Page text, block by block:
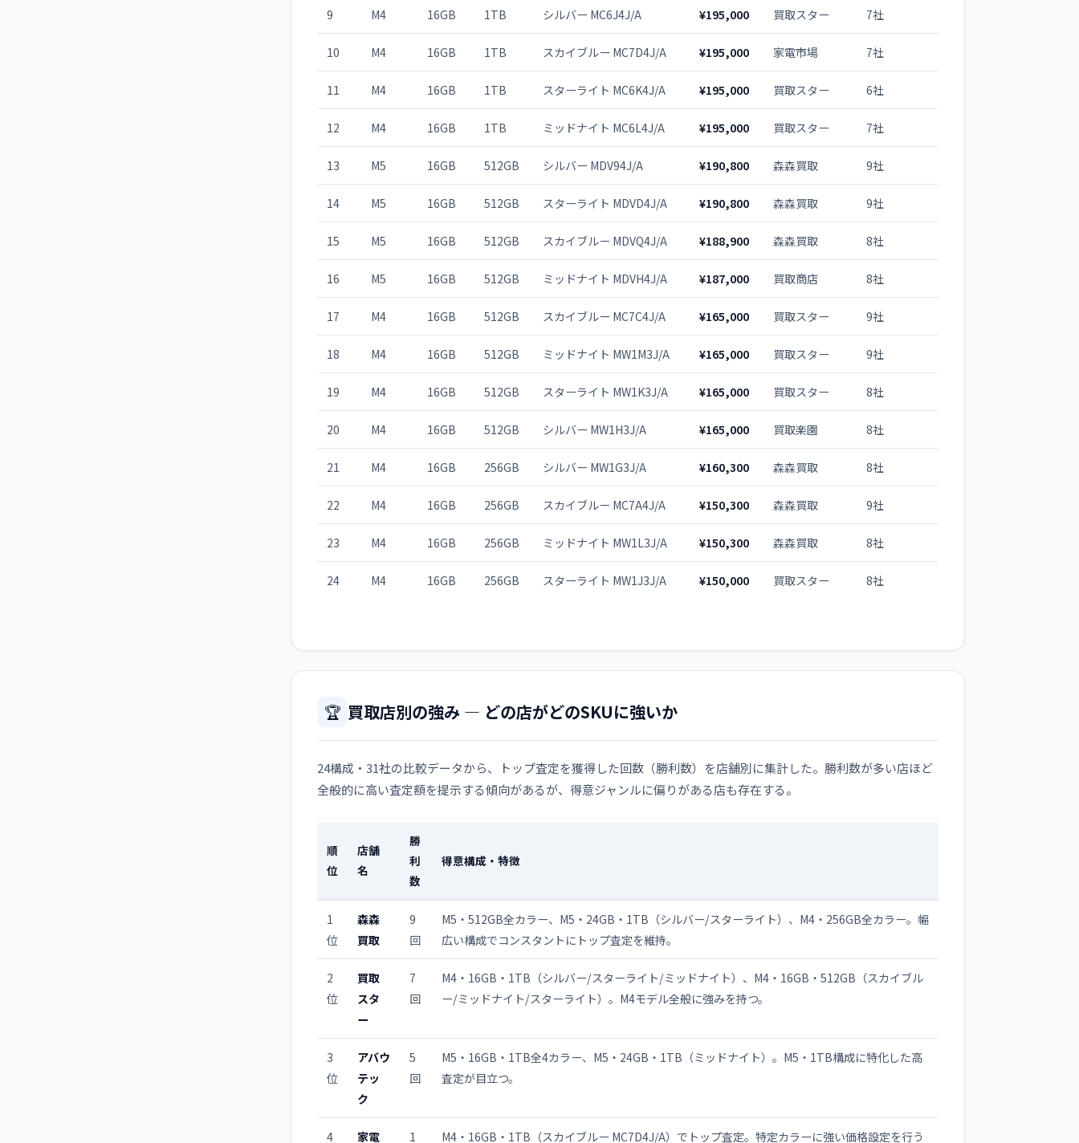
9 M4 16GB 1TB シルバー MC6J4J/A ¥195,000 買取スター 7社
10 M4 16GB 1TB スカイブルー MC7D4J/A ¥195,000 家電市場 7社
11 M4 16GB 1TB スターライト MC6K4J/A ¥195,000 買取スター 6社
12 M4 16GB 1TB ミッドナイト MC6L4J/A ¥195,000 買取スター 7社
13 M5 16GB 512GB シルバー MDV94J/A ¥190,800 森森買取 9社
14 M5 16GB 512GB スターライト MDVD4J/A ¥190,800 森森買取 9社
15 M5 16GB 512GB スカイブルー MDVQ4J/A ¥188,900 森森買取 8社
16 M5 16GB 512GB ミッドナイト MDVH4J/A ¥187,000 買取商店 8社
17 M4 16GB 512GB スカイブルー MC7C4J/A ¥165,000 買取スター 9社
18 M4 16GB 512GB ミッドナイト MW1M3J/A ¥165,000 買取スター 9社
19 M4 16GB 512GB スターライト MW1K3J/A ¥165,000 買取スター 8社
20 M4 16GB 512GB シルバー MW1H3J/A ¥165,000 買取楽園 8社
21 M4 16GB 256GB シルバー MW1G3J/A ¥160,300 森森買取 8社
22 M4 16GB 256GB スカイブルー MC7A4J/A ¥150,300 森森買取 9社
23 M4 16GB 256GB ミッドナイト MW1L3J/A ¥150,300 森森買取 8社
24 M4 16GB 256GB スターライト MW1J3J/A ¥150,000 買取スター 8社
🏆 買取店別の強み — どの店がどのSKUに強いか
24構成・31社の比較データから、トップ査定を獲得した回数（勝利数）を店舗別に集計した。勝利数が多い店ほど
全般的に高い査定額を提示する傾向があるが、得意ジャンルに偏りがある店も存在する。
順
位
店舗
名
勝
利
数
得意構成・特徴
1
位
森森
買取
9
回
M5・512GB全カラー、M5・24GB・1TB（シルバー/スターライト）、M4・256GB全カラー。幅
広い構成でコンスタントにトップ査定を維持。
2
位
買取
スタ
ー
7
回
M4・16GB・1TB（シルバー/スターライト/ミッドナイト）、M4・16GB・512GB（スカイブル
ー/ミッドナイト/スターライト）。M4モデル全般に強みを持つ。
3
位
アバウ
テッ
ク
5
回
M5・16GB・1TB全4カラー、M5・24GB・1TB（ミッドナイト）。M5・1TB構成に特化した高
査定が目立つ。
4 家電 1 M4・16GB・1TB（スカイブルー MC7D4J/A）でトップ査定。特定カラーに強い価格設定を行う